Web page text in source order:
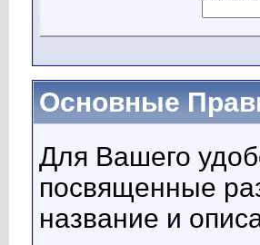
Основные
Для Вашего
посвященные
название и